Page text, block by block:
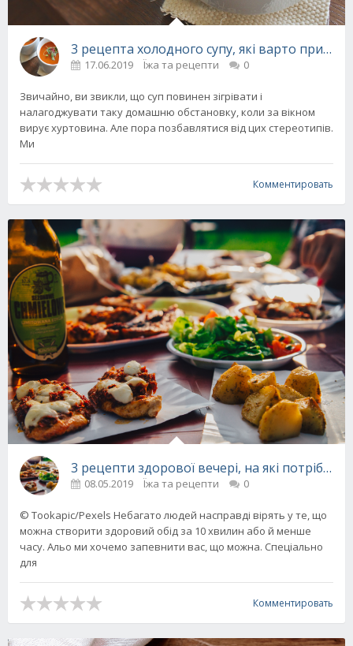
3 рецепта холодного супу, які варто
17.06.2019 Їжа та рецепти 0
Звичайно, ви звикли, що суп повинен зігрівати і
налагоджувати таку домашню обстановку, коли за вікном
вирує хуртовина. Але пора позбавлятися від цих стереотипів.
Ми
Комментировать
3 рецепти здорової вечері, на які потрібно
08.05.2019 Їжа та рецепти 0
© Tookapic/Pexels Небагато людей насправді вірять у те, що
можна створити здоровий обід за 10 хвилин або й менше
часу. Альо ми хочемо запевнити вас, що можна. Спеціально
для
Комментировать